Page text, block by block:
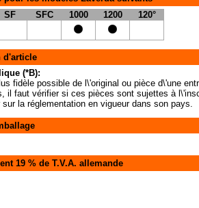
SF SFC 1000 1200 120°
d'article
(*B):
fidèle possible de l\'original ou pièce d\'une
il faut vérifier si ces pièces sont sujettes à
sur la réglementation en vigueur dans son pays.
19 % de T.V.A. allemande